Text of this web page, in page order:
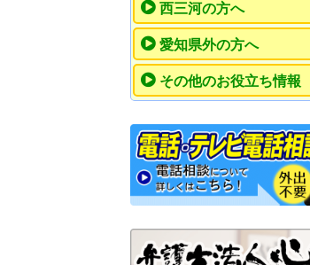
西三河の方へ
愛知県外の方へ
その他のお役立ち情報